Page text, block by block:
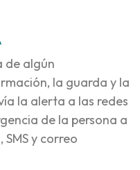
de algún
la guarda y la
la alerta a las redes
de la persona a
y correo